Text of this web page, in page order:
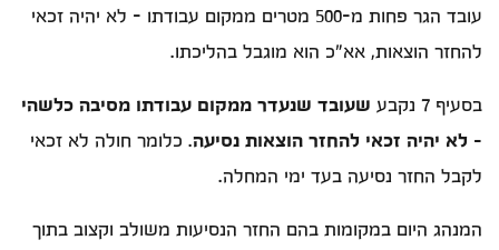
עובד הגר פחות מ-500 מטרים ממקום עבודתו - לא יהיה זכאי
להחזר הוצאות, אא"כ הוא מוגבל בהליכתו.
בסעיף 7 נקבע
שעובד שנעדר ממקום עבודתו מסיבה כלשהי
- לא יהיה זכאי להחזר הוצאות נסיעה. כלומר חולה לא זכאי
לקבל החזר נסיעה בעד ימי המחלה.
המנהג היום במקומות בהם החזר הנסיעות משולב וקצוב בתוך